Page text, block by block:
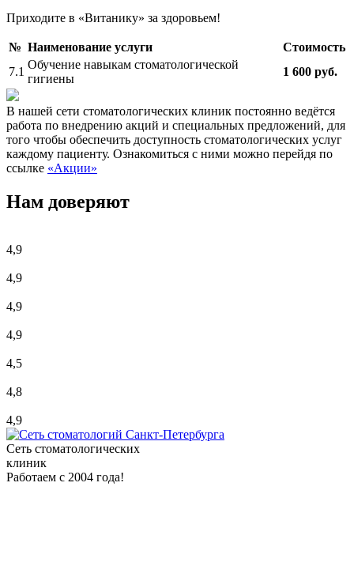
Приходите в «Витанику» за здоровьем!
№ Наименование услуги
Стоимость
7.1
Обучение навыкам стоматологической
гигиены
1 600 руб.
В нашей сети стоматологических клиник постоянно ведётся
работа по внедрению акций и специальных предложений, для
того чтобы обеспечить доступность стоматологических услуг
каждому пациенту. Ознакомиться с ними можно перейдя по
ссылке «Акции»
Нам доверяют
4,9
4,9
4,9
4,9
4,5
4,8
4,9
Сеть стоматологических
клиник
Работаем с 2004 года!